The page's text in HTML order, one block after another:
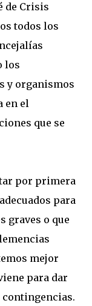
de Crisis
todos los
los
y organismos
en el
que se
por primera
para
graves o que
mejor
para dar
contingencias.